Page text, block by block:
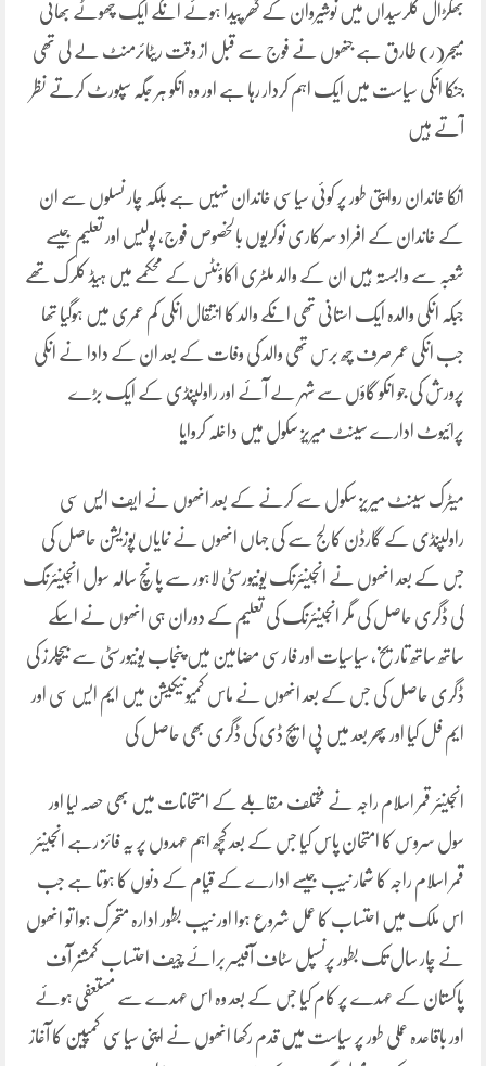
بھکڑال کلرسیداں میں نوشیروان کے گھر پیدا ہوئے انکے ایک چھوٹے بھائی
میجر(ر) طارق ہے جنھوں نے فوج سے قبل از وقت ریٹائرمنٹ لے لی تھی
جنکا انکی سیاست میں ایک اہم کردار رہا ہے اور وہ انکو ہر جگہ سپورٹ کرتے نظر
آتے ہیں
انکا خاندان روایتی طور پر کوئی سیاسی خاندان نہیں ہے بلکہ چار نسلوں سے ان
کے خاندان کے افراد سرکاری نوکریوں بالخصوص فوج، پولیس اور تعلیم جیسے
شعبہ سے وابستہ ہیں ان کے والد ملٹری اکاؤنٹس کے محکمے میں ہیڈ کلرک تھے
جبکہ انکی والدہ ایک استانی تھی انکے والد کا انتقال انکی کم عمری میں ہوگیا تھا
جب انکی عمر صرف چھ برس تھی والد کی وفات کے بعد ان کے دادا نے انکی
پرورش کی جو انکو گاؤں سے شہر لے آئے اور راولپنڈی کے ایک بڑے
پرائیوٹ ادارے سینٹ میریز سکول میں داخلہ کروایا
میٹرک سینٹ میریز سکول سے کرنے کے بعد انھوں نے ایف ایس سی
راولپنڈی کے گارڈن کالج سے کی جہاں انھوں نے نمایاں پوزیشن حاصل کی
جس کے بعد انھوں نے انجینئرنگ یونیورسٹی لاہور سے پانچ سالہ سول انجینئرنگ
کی ڈگری حاصل کی مگر انجینئرنگ کی تعلیم کے دوران ہی انھوں نے اسکے
ساتھ ساتھ تاریخ، سیاسیات اور فارسی مضامین میں پنجاب یونیورسٹی سے بیچلرز کی
ڈگری حاصل کی جس کے بعد انھوں نے ماس کمیونیکیشن میں ایم ایس سی اور
ایم فل کیا اور پھر بعد میں پی ایچ ڈی کی ڈگری بھی حاصل کی
انجینئر قمر اسلام راجہ نے مختلف مقابلے کے امتحانات میں بھی حصہ لیا اور
سول سروس کا امتحان پاس کیا جس کے بعد کچھ اہم عہدوں پر یہ فائز رہے انجینئر
قمر اسلام راجہ کا شمار نیب جیسے ادارے کے قیام کے دنوں کا ہوتا ہے جب
اس ملک میں احتساب کا عمل شروع ہوا اور نیب بطور ادارہ متحرک ہوا تو انھوں
نے چار سال تک بطور پرنسپل سٹاف آفیسر برائے چیف احتساب کمشنر آف
پاکستان کے عہدے پر کام کیا جس کے بعد وہ اس عہدے سے مستعفی ہوئے
اور باقاعدہ عملی طور پر سیاست میں قدم رکھا انھوں نے اپنی سیاسی کمپین کا آغاز